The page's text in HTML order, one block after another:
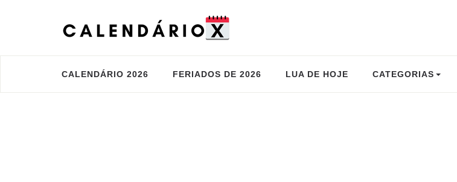
CALENDÁRIO 2026 FERIADOS DE 2026 LUA DE HOJE CATEGORIAS